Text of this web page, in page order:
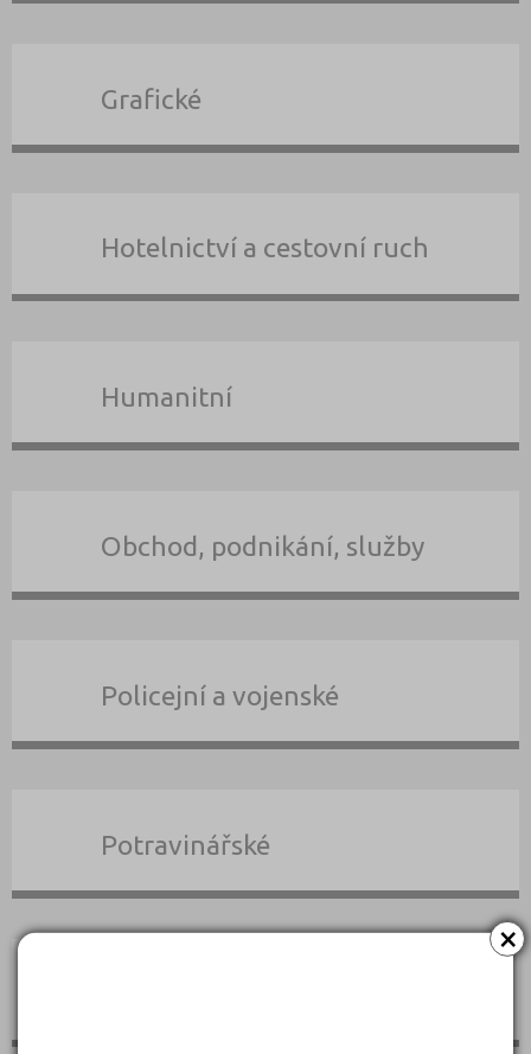
×
Grafické
Hotelnictví a cestovní ruch
Humanitní
Obchod, podnikání, služby
Policejní a vojenské
Potravinářské